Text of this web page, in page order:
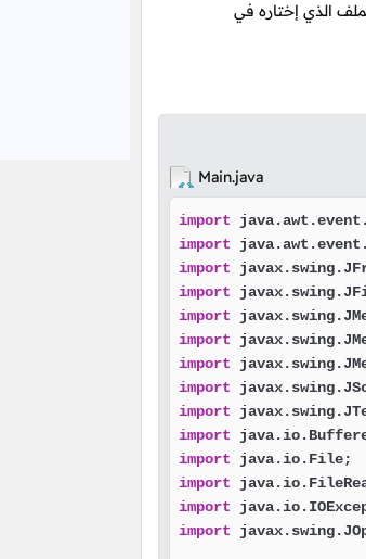
الذي إختاره في
Main.java
import
import
import
import
import
import
import
import
import
import
import
import
import
import